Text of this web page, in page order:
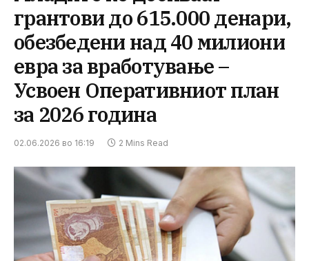
грантови до 615.000 денари,
обезбедени над 40 милиони
евра за вработување –
Усвоен Оперативниот план
за 2026 година
02.06.2026 во 16:19 2 Mins Read